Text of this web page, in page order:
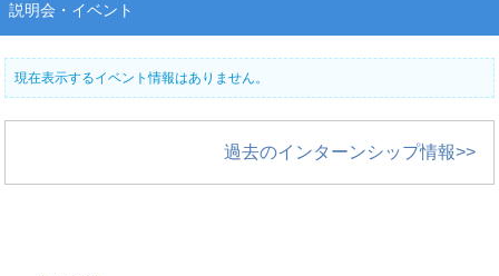
説明会・イベント
現在表示するイベント情報はありません。
過去のインターンシップ情報>>